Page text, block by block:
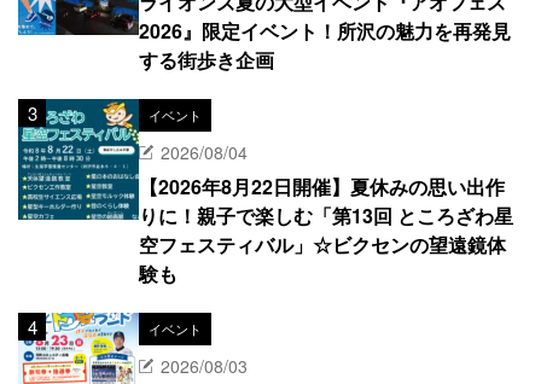
2026』限定イベント！所沢の魅力を再発見
する街歩き企画
イベント
2026/08/04
【2026年8月22日開催】夏休みの思い出作
りに！親子で楽しむ「第13回 ところざわ星
空フェスティバル」☆ビクセンの望遠鏡体
験も
イベント
2026/08/03